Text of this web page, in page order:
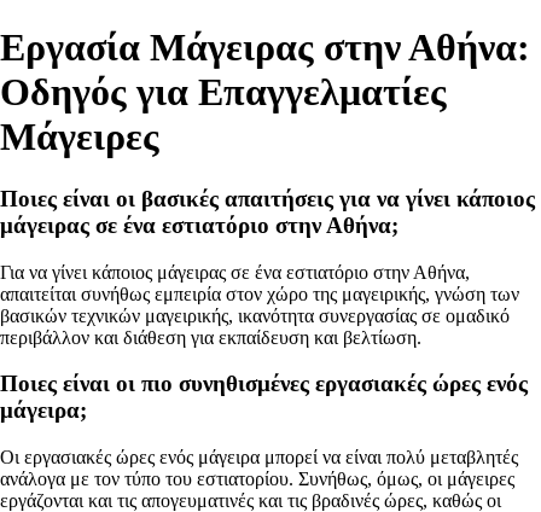
Εργασία Μάγειρας στην Αθήνα:
Οδηγός για Επαγγελματίες
Μάγειρες
Ποιες είναι οι βασικές απαιτήσεις για να γίνει κάποιος
μάγειρας σε ένα εστιατόριο στην Αθήνα;
Για να γίνει κάποιος μάγειρας σε ένα εστιατόριο στην Αθήνα,
απαιτείται συνήθως εμπειρία στον χώρο της μαγειρικής, γνώση των
βασικών τεχνικών μαγειρικής, ικανότητα συνεργασίας σε ομαδικό
περιβάλλον και διάθεση για εκπαίδευση και βελτίωση.
Ποιες είναι οι πιο συνηθισμένες εργασιακές ώρες ενός
μάγειρα;
Οι εργασιακές ώρες ενός μάγειρα μπορεί να είναι πολύ μεταβλητές
ανάλογα με τον τύπο του εστιατορίου. Συνήθως, όμως, οι μάγειρες
εργάζονται και τις απογευματινές και τις βραδινές ώρες, καθώς οι